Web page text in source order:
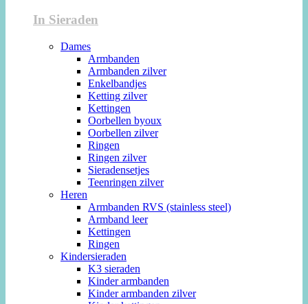
In Sieraden
Dames
Armbanden
Armbanden zilver
Enkelbandjes
Ketting zilver
Kettingen
Oorbellen byoux
Oorbellen zilver
Ringen
Ringen zilver
Sieradensetjes
Teenringen zilver
Heren
Armbanden RVS (stainless steel)
Armband leer
Kettingen
Ringen
Kindersieraden
K3 sieraden
Kinder armbanden
Kinder armbanden zilver